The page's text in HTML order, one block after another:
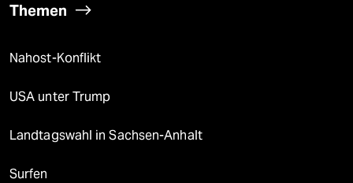
Themen
Nahost-Konflikt
USA unter Trump
Landtagswahl in Sachsen-Anhalt
Surfen